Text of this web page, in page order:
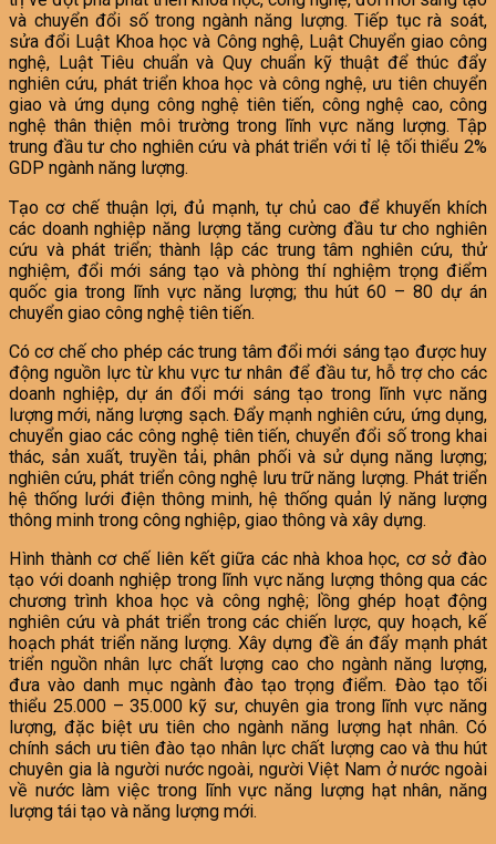
và chuyển đổi số trong ngành năng lượng. Tiếp tục rà soát,
sửa đổi Luật Khoa học và Công nghệ, Luật Chuyển giao công
nghệ, Luật Tiêu chuẩn và Quy chuẩn kỹ thuật để thúc đẩy
nghiên cứu, phát triển khoa học và công nghệ, ưu tiên chuyển
giao và ứng dụng công nghệ tiên tiến, công nghệ cao, công
nghệ thân thiện môi trường trong lĩnh vực năng lượng. Tập
trung đầu tư cho nghiên cứu và phát triển với tỉ lệ tối thiểu 2%
GDP ngành năng lượng.
Tạo cơ chế thuận lợi, đủ mạnh, tự chủ cao để khuyến khích
các doanh nghiệp năng lượng tăng cường đầu tư cho nghiên
cứu và phát triển; thành lập các trung tâm nghiên cứu, thử
nghiệm, đổi mới sáng tạo và phòng thí nghiệm trọng điểm
quốc gia trong lĩnh vực năng lượng; thu hút 60 – 80 dự án
chuyển giao công nghệ tiên tiến.
Có cơ chế cho phép các trung tâm đổi mới sáng tạo được huy
động nguồn lực từ khu vực tư nhân để đầu tư, hỗ trợ cho các
doanh nghiệp, dự án đổi mới sáng tạo trong lĩnh vực năng
lượng mới, năng lượng sạch. Đẩy mạnh nghiên cứu, ứng dụng,
chuyển giao các công nghệ tiên tiến, chuyển đổi số trong khai
thác, sản xuất, truyền tải, phân phối và sử dụng năng lượng;
nghiên cứu, phát triển công nghệ lưu trữ năng lượng. Phát triển
hệ thống lưới điện thông minh, hệ thống quản lý năng lượng
thông minh trong công nghiệp, giao thông và xây dựng.
Hình thành cơ chế liên kết giữa các nhà khoa học, cơ sở đào
tạo với doanh nghiệp trong lĩnh vực năng lượng thông qua các
chương trình khoa học và công nghệ; lồng ghép hoạt động
nghiên cứu và phát triển trong các chiến lược, quy hoạch, kế
hoạch phát triển năng lượng. Xây dựng đề án đẩy mạnh phát
triển nguồn nhân lực chất lượng cao cho ngành năng lượng,
đưa vào danh mục ngành đào tạo trọng điểm. Đào tạo tối
thiểu 25.000 – 35.000 kỹ sư, chuyên gia trong lĩnh vực năng
lượng, đặc biệt ưu tiên cho ngành năng lượng hạt nhân. Có
chính sách ưu tiên đào tạo nhân lực chất lượng cao và thu hút
chuyên gia là người nước ngoài, người Việt Nam ở nước ngoài
về nước làm việc trong lĩnh vực năng lượng hạt nhân, năng
lượng tái tạo và năng lượng mới.